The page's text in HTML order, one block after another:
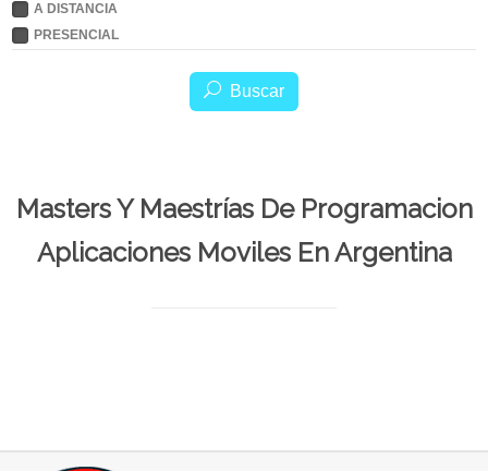
A DISTANCIA
PRESENCIAL
Buscar
Masters Y Maestrías De Programacion
Aplicaciones Moviles En Argentina